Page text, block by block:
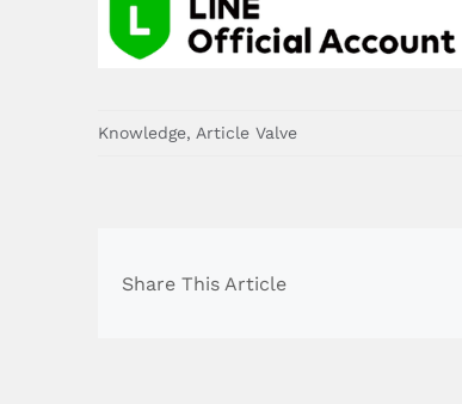
Knowledge, Article Valve
Share This Article